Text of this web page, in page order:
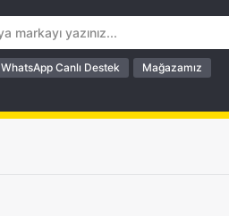
WhatsApp Canlı Destek
Mağazamız